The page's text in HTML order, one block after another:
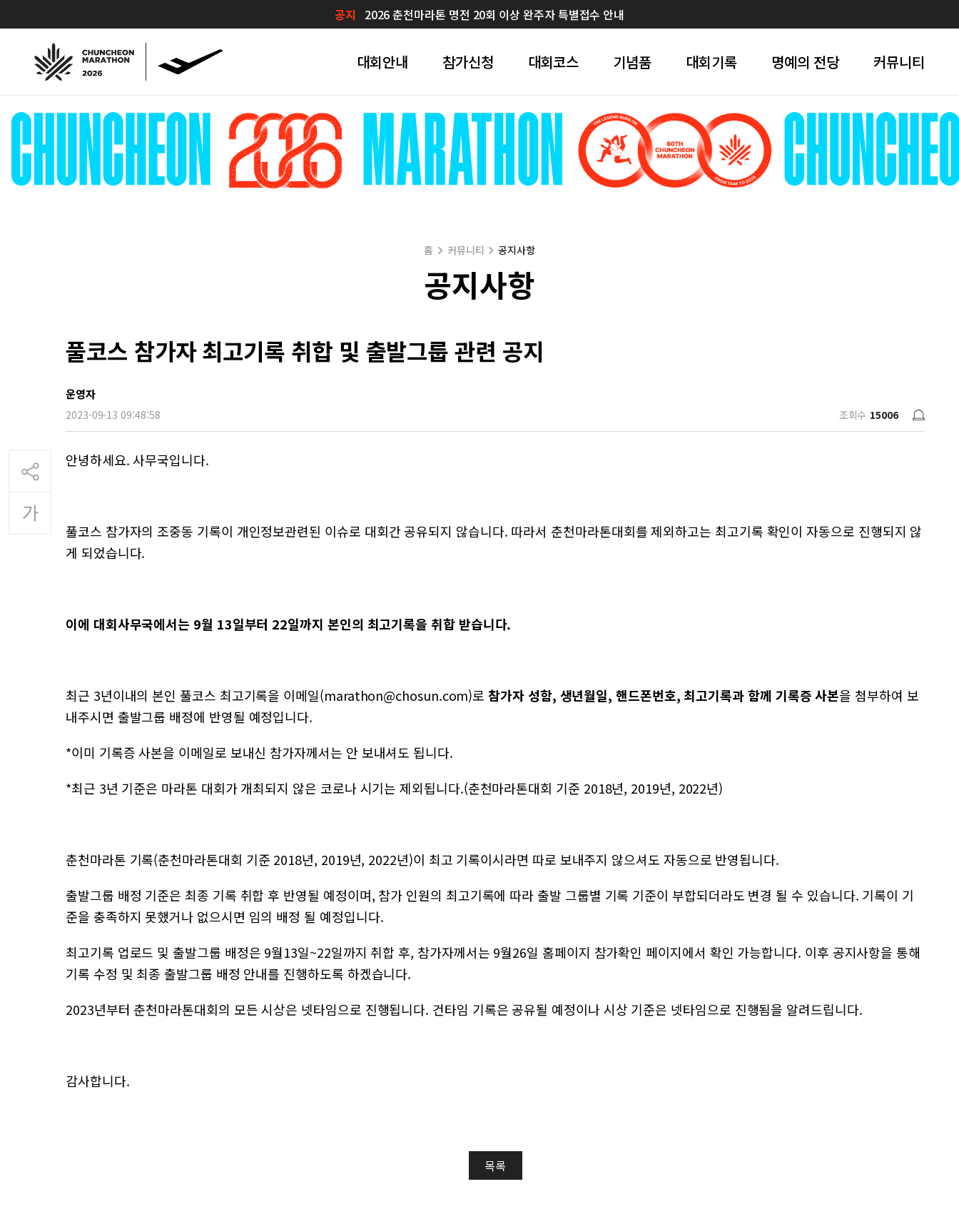
공지 2026 춘천마라톤 명전 20회 이상 완주자 특별접수 안내
대회안내 참가신청 대회코스 기념품 대회기록 명예의 전당 커뮤니티
홈 커뮤니티 공지사항
공지사항
풀코스 참가자 최고기록 취합 및 출발그룹 관련 공지
운영자
2023-09-13 09:48:58 조회수 15006
안녕하세요. 사무국입니다.
풀코스 참가자의 조중동 기록이 개인정보관련된 이슈로 대회간 공유되지 않습니다. 따라서 춘천마라톤대회를 제외하고는 최고기록 확인이 자동으로 진행되지 않
게 되었습니다.
이에 대회사무국에서는 9월 13일부터 22일까지 본인의 최고기록을 취합 받습니다.
최근 3년이내의 본인 풀코스 최고기록을 이메일(marathon@chosun.com)로참가자 성함, 생년월일, 핸드폰번호, 최고기록과 함께 기록증 사본을 첨부하여 보
내주시면 출발그룹 배정에 반영될 예정입니다.
*이미 기록증 사본을 이메일로 보내신 참가자께서는 안 보내셔도 됩니다.
*최근 3년 기준은 마라톤 대회가 개최되지 않은 코로나 시기는 제외됩니다.(춘천마라톤대회 기준 2018년, 2019년, 2022년)
춘천마라톤 기록(춘천마라톤대회 기준 2018년, 2019년, 2022년)이 최고 기록이시라면 따로 보내주지 않으셔도 자동으로 반영됩니다.
출발그룹 배정 기준은 최종 기록 취합 후 반영될 예정이며, 참가 인원의 최고기록에 따라 출발 그룹별 기록 기준이 부합되더라도 변경 될 수 있습니다. 기록이 기
준을 충족하지 못했거나 없으시면 임의 배정 될 예정입니다.
최고기록 업로드 및 출발그룹 배정은 9월13일~22일까지 취합 후, 참가자께서는 9월26일 홈페이지 참가확인 페이지에서 확인 가능합니다. 이후 공지사항을 통해
기록 수정 및 최종 출발그룹 배정 안내를 진행하도록 하겠습니다.
2023년부터 춘천마라톤대회의 모든 시상은 넷타임으로 진행됩니다. 건타임 기록은 공유될 예정이나 시상 기준은 넷타임으로 진행됨을 알려드립니다.
감사합니다.
목록